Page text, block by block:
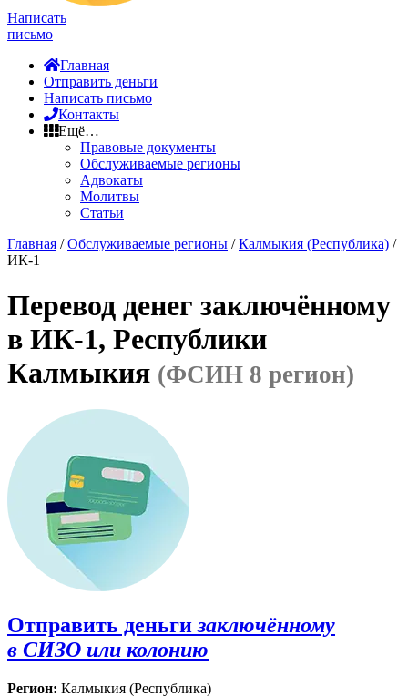
Написать
письмо
Главная
Отправить деньги
Написать письмо
Контакты
Ещё…
Правовые документы
Обслуживаемые регионы
Адвокаты
Молитвы
Статьи
Главная /Обслуживаемые регионы /Калмыкия (Республика) /
ИК-1
Перевод денег заключённому
в ИК-1, Республики
Калмыкия (ФСИН 8 регион)
Отправить деньги заключённому
в СИЗО или колонию
Регион: Калмыкия (Республика)